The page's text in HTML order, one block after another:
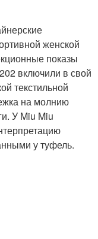
женской
показы
включили в свой
текстильной
на молнию
У Miu Miu
у туфель.